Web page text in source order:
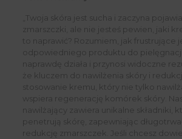
„Twoja skóra jest sucha i zaczyna
zmarszczki, ale nie jesteś pewien, jaki
to naprawić? Rozumiem, jak frustrujące
odpowiedniego produktu do
naprawdę działa i przynosi widoczne
że kluczem do nawilżenia skóry i
stosowanie kremu, który nie tylko
wspiera regenerację komórek skóry.
nawilżający zawiera unikalne składniki,
penetrują skórę, zapewniając
redukcję zmarszczek. Jeśli chcesz